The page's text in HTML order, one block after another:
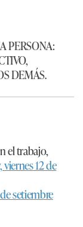
PERSONA:
DEMÁS.
el trabajo,
12 de
setiembre